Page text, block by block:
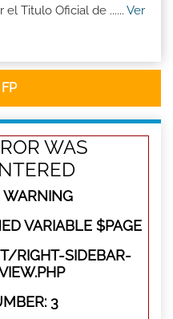
Titulo Oficial de ...... Ver
WAS
WARNING
VARIABLE $PAGE
RIGHT-SIDEBAR-
3